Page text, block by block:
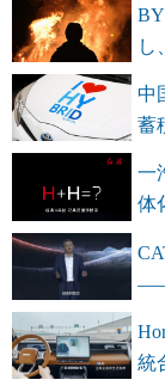
し
中
蓄
一
体
――
統